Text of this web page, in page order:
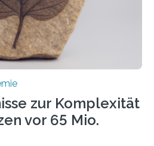
zur Komplexität
vor 65 Mio.